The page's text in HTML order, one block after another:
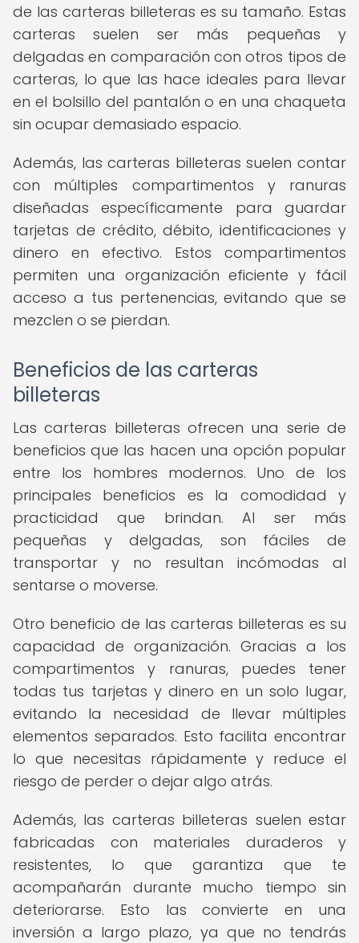
de las carteras billeteras es su tamaño. Estas
carteras suelen ser más pequeñas y
delgadas en comparación con otros tipos de
carteras, lo que las hace ideales para llevar
en el bolsillo del pantalón o en una chaqueta
sin ocupar demasiado espacio.
Además, las carteras billeteras suelen contar
con múltiples compartimentos y ranuras
diseñadas específicamente para guardar
tarjetas de crédito, débito, identificaciones y
dinero en efectivo. Estos compartimentos
permiten una organización eficiente y fácil
acceso a tus pertenencias, evitando que se
mezclen o se pierdan.
Beneficios de las carteras
billeteras
Las carteras billeteras ofrecen una serie de
beneficios que las hacen una opción popular
entre los hombres modernos. Uno de los
principales beneficios es la comodidad y
practicidad que brindan. Al ser más
pequeñas y delgadas, son fáciles de
transportar y no resultan incómodas al
sentarse o moverse.
Otro beneficio de las carteras billeteras es su
capacidad de organización. Gracias a los
compartimentos y ranuras, puedes tener
todas tus tarjetas y dinero en un solo lugar,
evitando la necesidad de llevar múltiples
elementos separados. Esto facilita encontrar
lo que necesitas rápidamente y reduce el
riesgo de perder o dejar algo atrás.
Además, las carteras billeteras suelen estar
fabricadas con materiales duraderos y
resistentes, lo que garantiza que te
acompañarán durante mucho tiempo sin
deteriorarse. Esto las convierte en una
inversión a largo plazo, ya que no tendrás